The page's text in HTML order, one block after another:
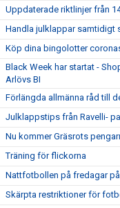
Uppdaterade riktlinjer från
Handla julklappar samtidigt
Köp dina bingolotter
Black Week har startat -
Arlövs BI
Förlängda allmänna råd till
Julklappstips från Ravelli-
Nu kommer Gräsrots
Träning för flickorna
Nattfotbollen på fredagar på
Skärpta restriktioner för